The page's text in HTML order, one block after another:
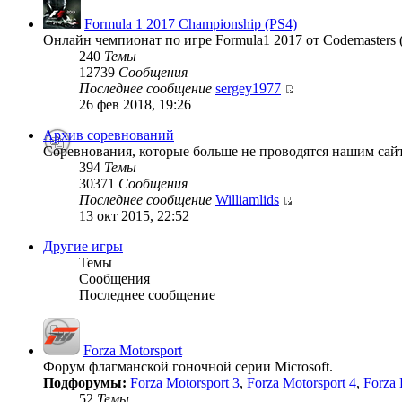
Formula 1 2017 Championship (PS4)
Онлайн чемпионат по игре Formula1 2017 от Codemasters
240 Темы
12739 Сообщения
Последнее сообщение sergey1977
26 фев 2018, 19:26
Архив соревнований
Соревнования, которые больше не проводятся нашим
394 Темы
30371 Сообщения
Последнее сообщение Williamlids
13 окт 2015, 22:52
Другие игры
Темы
Сообщения
Последнее сообщение
Forza Motorsport
Форум флагманской гоночной серии Microsoft.
Подфорумы: Forza Motorsport 3, Forza Motorsport 4, Forza
52 Темы